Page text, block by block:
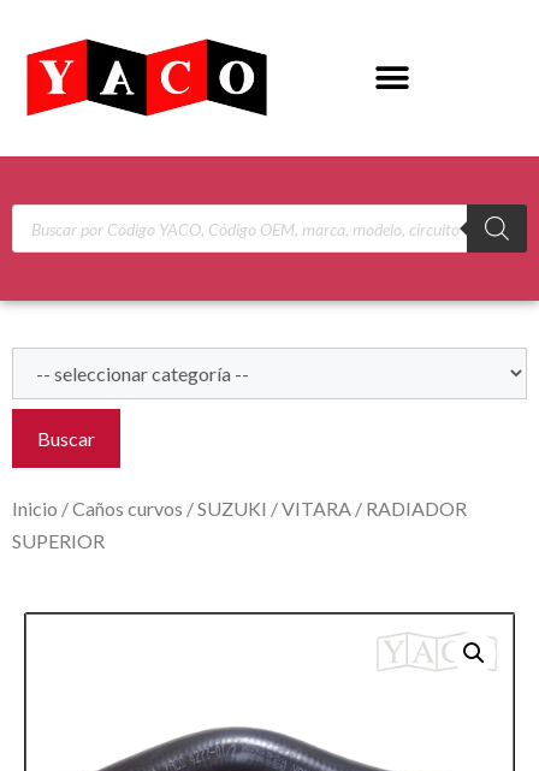
Buscar
Inicio /Caños curvos /SUZUKI /VITARA / RADIADOR
SUPERIOR